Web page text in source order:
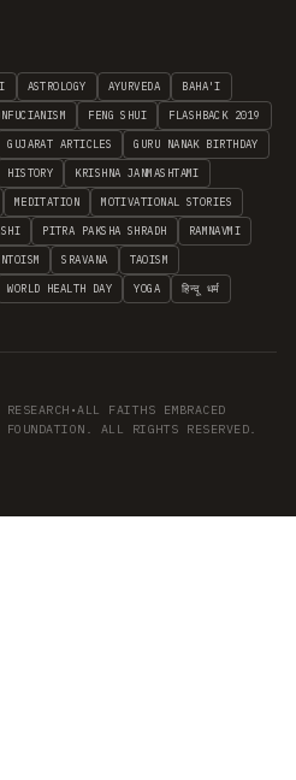
ASTROLOGY AYURVEDA BAHA'I
FENG SHUI FLASHBACK 2019
GUJARAT ARTICLES GURU NANAK BIRTHDAY
HISTORY KRISHNA JANMASHTAMI
MEDITATION MOTIVATIONAL STORIES
PITRA PAKSHA SHRADH RAMNAVMI
SRAVANA TAOISM
WORLD HEALTH DAY YOGA हिन्दू धर्म
•ALL FAITHS EMBRACED
ALL RIGHTS RESERVED.